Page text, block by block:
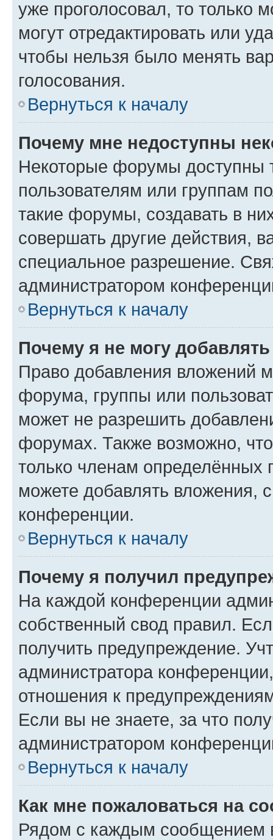
уже проголосовал, то только
могут отредактировать или
чтобы нельзя было менять
голосования.
Вернуться к началу
Почему мне недоступны
Некоторые форумы доступны
пользователям или группам
такие форумы, создавать в
совершать другие действия,
специальное разрешение.
администратором
Вернуться к началу
Почему я не могу
Право добавления вложений
форума, группы или
может не разрешить
форумах. Также возможно,
только членам определённых
можете добавлять вложения,
конференции.
Вернуться к началу
Почему я получил
На каждой конференции
собственный свод правил.
получить предупреждение.
администратора
отношения к
Если вы не знаете, за что
администратором
Вернуться к началу
Как мне пожаловаться на
Рядом с каждым сообщением